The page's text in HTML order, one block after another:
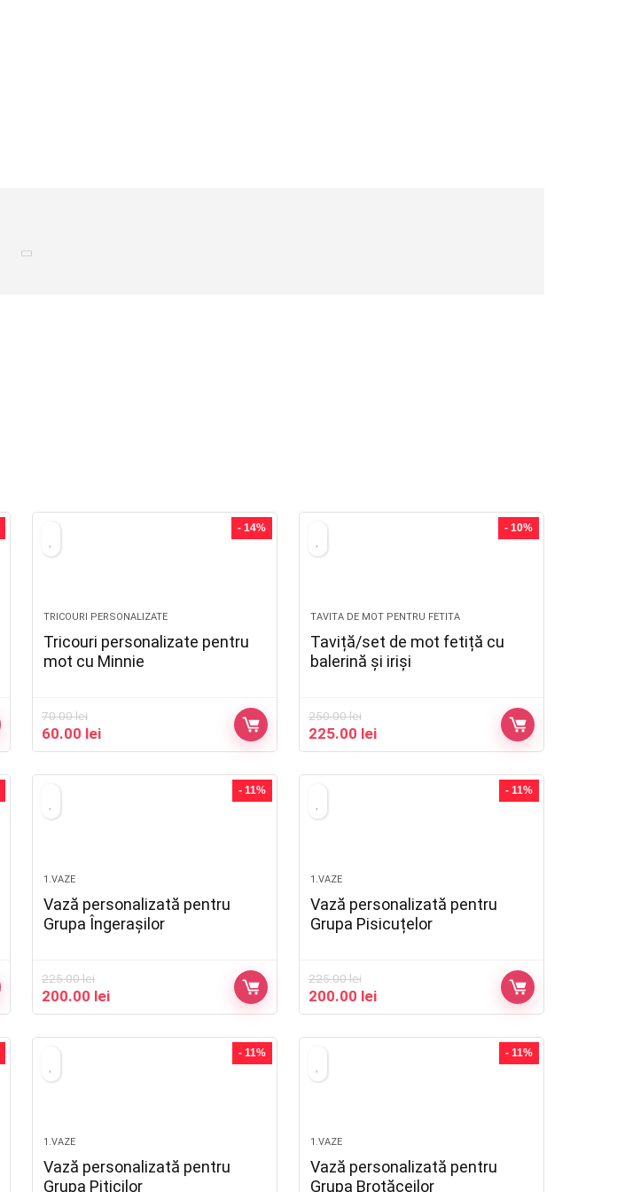
- 14%
TRICOURI PERSONALIZATE
Tricouri personalizate pentru
mot cu Minnie
70.00lei
60.00 lei
- 10%
TAVITA DE MOT PENTRU FETITA
Taviță/set de mot fetiță cu
balerină și iriși
250.00lei
225.00 lei
- 11%
1.VAZE
Vază personalizată pentru
Grupa Îngerașilor
225.00lei
200.00 lei
- 11%
1.VAZE
Vază personalizată pentru
Grupa Pisicuțelor
225.00lei
200.00 lei
- 11%
1.VAZE
Vază personalizată pentru
Grupa Piticilor
- 11%
1.VAZE
Vază personalizată pentru
Grupa Brotăceilor